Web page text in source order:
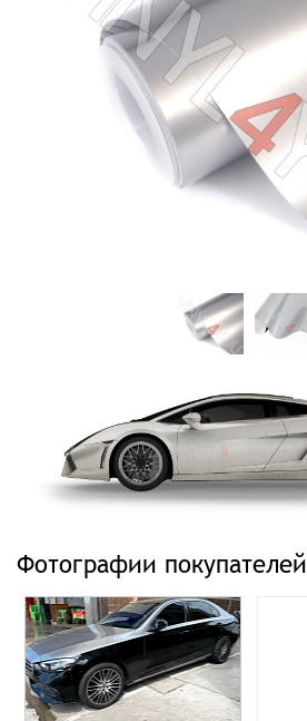
Фотографии покупателей